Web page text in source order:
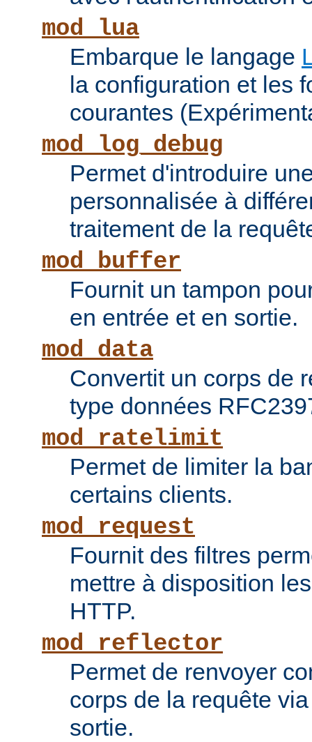
mod_lua
Embarque le langage
la configuration et les
courantes
mod_log_debug
Permet d'introduire
personnalisée à
traitement de la
mod_buffer
Fournit un tampon
en entrée et en sortie.
mod_data
Convertit un corps de
type données
mod_ratelimit
Permet de limiter la
certains clients.
mod_request
Fournit des filtres
mettre à disposition
HTTP.
mod_reflector
Permet de renvoyer
corps de la requête
sortie.